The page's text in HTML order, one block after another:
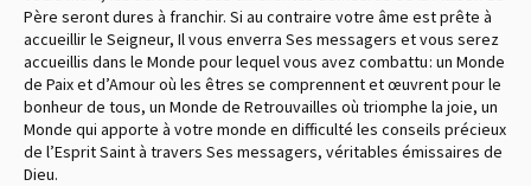
Père seront dures à franchir. Si au contraire votre âme est prête à
accueillir le Seigneur, Il vous enverra Ses messagers et vous serez
accueillis dans le Monde pour lequel vous avez combattu : un Monde
de Paix et d’Amour où les êtres se comprennent et œuvrent pour le
bonheur de tous, un Monde de Retrouvailles où triomphe la joie, un
Monde qui apporte à votre monde en difficulté les conseils précieux
de l’Esprit Saint à travers Ses messagers, véritables émissaires de
Dieu.